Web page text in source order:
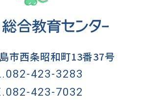
市西条昭和町13番37号
423-3283
423-7032